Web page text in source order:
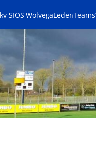
SIOS WolvegaLedenTeams